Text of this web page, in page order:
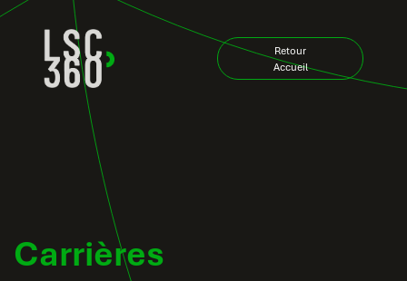
Se rendre au contenu
Retour
Accueil
Carrières